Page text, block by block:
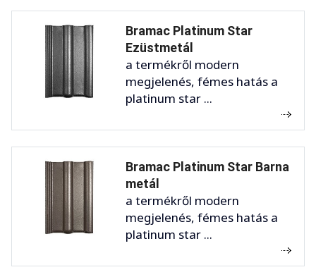
Bramac Platinum Star
Ezüstmetál
a termékről modern
megjelenés, fémes hatás a
platinum star ...
Bramac Platinum Star Barna
metál
a termékről modern
megjelenés, fémes hatás a
platinum star ...